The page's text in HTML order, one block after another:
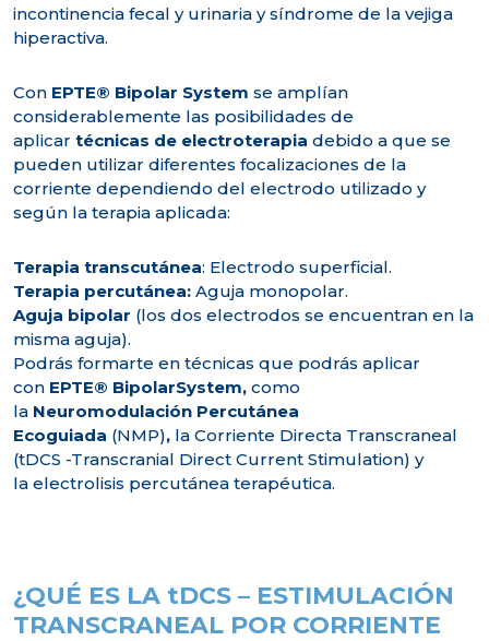
incontinencia fecal y urinaria y síndrome de la vejiga
hiperactiva.
Con EPTE® Bipolar System se amplían
considerablemente las posibilidades de
aplicar técnicas de electroterapia debido a que se
pueden utilizar diferentes focalizaciones de la
corriente dependiendo del electrodo utilizado y
según la terapia aplicada:
Terapia transcutánea: Electrodo superficial.
Terapia percutánea: Aguja monopolar.
Aguja bipolar (los dos electrodos se encuentran en la
misma aguja).
Podrás formarte en técnicas que podrás aplicar
con EPTE® BipolarSystem, como
la Neuromodulación Percutánea
Ecoguiada (NMP), la Corriente Directa Transcraneal
(tDCS -Transcranial Direct Current Stimulation) y
la electrolisis percutánea terapéutica.
¿QUÉ ES LA tDCS – ESTIMULACIÓN
TRANSCRANEAL POR CORRIENTE